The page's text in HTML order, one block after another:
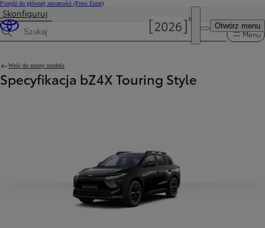
Przejdź do głównej zawartości (Press Enter)
Otwórz menu
Skonfiguruj
Wyszukaj dane techniczne Menu
Wróć do strony modelu
Specyfikacja bZ4X Touring Style